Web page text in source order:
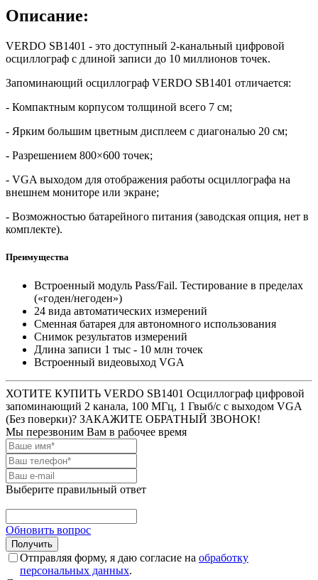
Описание:
VERDO SB1401 - это доступный 2-канальный цифровой
осциллограф c длиной записи до 10 миллионов точек.
Запоминающий осциллограф VERDO SB1401 отличается:
- Компактным корпусом толщиной всего 7 см;
- Ярким большим цветным дисплеем с диагональю 20 см;
- Разрешением 800×600 точек;
- VGA выходом для отображения работы осциллографа на
внешнем мониторе или экране;
- Возможностью батарейного питания (заводская опция, нет в
комплекте).
Преимущества
Встроенный модуль Pass/Fail. Тестирование в пределах
(«годен/негоден»)
24 вида автоматических измерений
Сменная батарея для автономного использования
Снимок результатов измерений
Длина записи 1 тыс - 10 млн точек
Встроенный видеовыход VGA
ХОТИТЕ КУПИТЬ VERDO SB1401 Осциллограф цифровой
запоминающий 2 канала, 100 МГц, 1 Гвыб/с с выходом VGA
(Без поверки)? ЗАКАЖИТЕ ОБРАТНЫЙ ЗВОНОК!
Мы перезвоним Вам в рабочее время
Выберите правильный ответ
Обновить вопрос
Отправляя форму, я даю согласие на обработку
персональных данных.